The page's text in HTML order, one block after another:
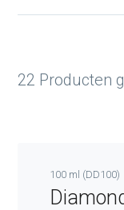
22 Producten
100 ml (DD100)